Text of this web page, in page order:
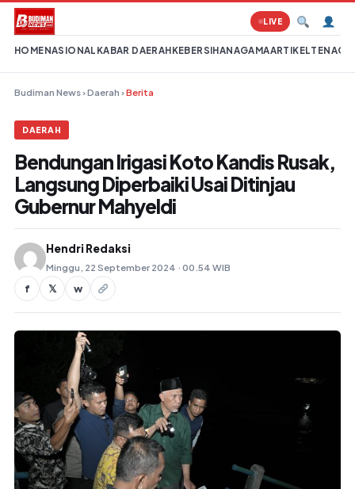
Lompat ke konten
HOMENASIONAL KABAR DAERAHKEBERSIHANAGAMAARTIKELTENAGA
LIVE
Budiman News ›Daerah ›Berita
DAERAH
Bendungan Irigasi Koto Kandis Rusak,
Langsung Diperbaiki Usai Ditinjau
Gubernur Mahyeldi
Hendri Redaksi
Minggu, 22 September 2024 · 00.54 WIB
f 𝕏 w